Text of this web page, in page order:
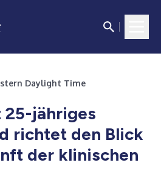
Daylight Time
jähriges
richtet den Blick
der klinischen